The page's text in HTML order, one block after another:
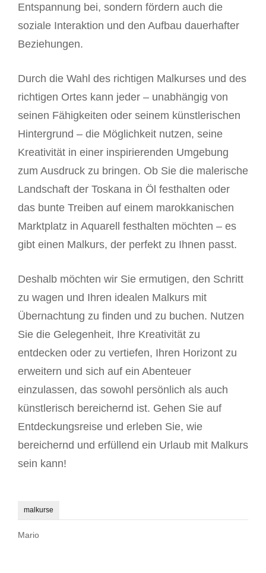
Entspannung bei, sondern fördern auch die
soziale Interaktion und den Aufbau dauerhafter
Beziehungen.
Durch die Wahl des richtigen Malkurses und des
richtigen Ortes kann jeder – unabhängig von
seinen Fähigkeiten oder seinem künstlerischen
Hintergrund – die Möglichkeit nutzen, seine
Kreativität in einer inspirierenden Umgebung
zum Ausdruck zu bringen. Ob Sie die malerische
Landschaft der Toskana in Öl festhalten oder
das bunte Treiben auf einem marokkanischen
Marktplatz in Aquarell festhalten möchten – es
gibt einen Malkurs, der perfekt zu Ihnen passt.
Deshalb möchten wir Sie ermutigen, den Schritt
zu wagen und Ihren idealen Malkurs mit
Übernachtung zu finden und zu buchen. Nutzen
Sie die Gelegenheit, Ihre Kreativität zu
entdecken oder zu vertiefen, Ihren Horizont zu
erweitern und sich auf ein Abenteuer
einzulassen, das sowohl persönlich als auch
künstlerisch bereichernd ist. Gehen Sie auf
Entdeckungsreise und erleben Sie, wie
bereichernd und erfüllend ein Urlaub mit Malkurs
sein kann!
malkurse
Mario